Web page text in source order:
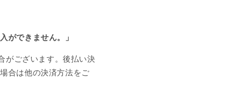
ができません。」
がございます。後払い決
合は他の決済方法をご